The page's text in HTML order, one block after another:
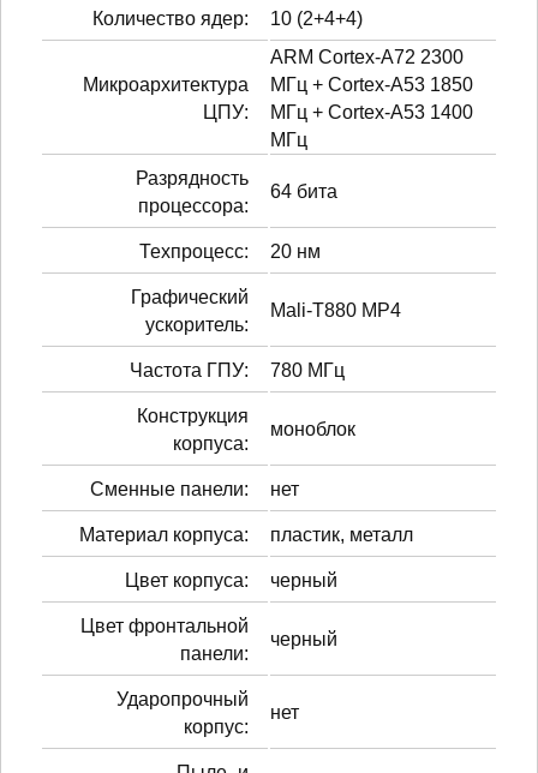
Количество ядер: 10 (2+4+4)
Микроархитектура
ЦПУ:
ARM Cortex-A72 2300
МГц + Cortex-A53 1850
МГц + Cortex-A53 1400
МГц
Разрядность
процессора:
64 бита
Техпроцесс: 20 нм
Графический
ускоритель:
Mali-T880 MP4
Частота ГПУ: 780 МГц
Конструкция
корпуса:
моноблок
Сменные панели: нет
Материал корпуса: пластик, металл
Цвет корпуса: черный
Цвет фронтальной
панели:
черный
Ударопрочный
корпус:
нет